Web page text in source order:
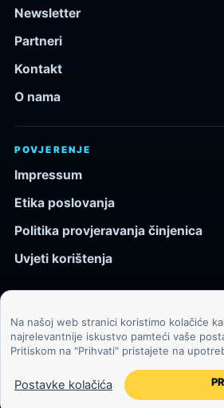
Newsletter
Partneri
Kontakt
O nama
POVJERENJE
Impressum
Etika poslovanja
Politika provjeravanja činjenica
Uvjeti korištenja
© 2026 Kozmos.hr. Sva prava
Svemir, znanost, tehnologija i velike
čitatelje.
Na našoj web stranici koristimo kolačiće
najrelevantnije iskustvo pamteći vaše
Pritiskom na "Prihvati" pristajete na
Postavke kolačića